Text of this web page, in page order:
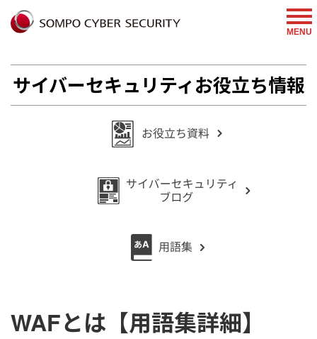
MENU
サイバーセキュリティお役立ち情報
WAFとは【用語集詳細】